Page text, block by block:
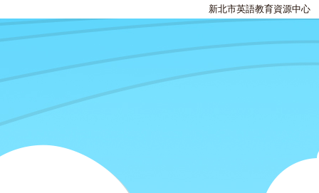
新北市英語教育資源中心